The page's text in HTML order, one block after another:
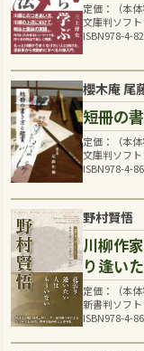
定価：（本体
文庫判ソフ
ISBN978-4-
櫻木庵 尾
短冊の
定価：（本体
文庫判ソフ
ISBN978-4-
野村賢悟
川柳作
り逢い
定価：（本体
新書判ソフ
ISBN978-4-